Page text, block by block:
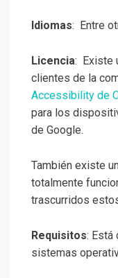
Idiomas: Entre
Licencia: Existe
clientes de la
Accessibility de
para los
de Google.
También existe
totalmente
trascurridos
Requisitos: Está
sistemas